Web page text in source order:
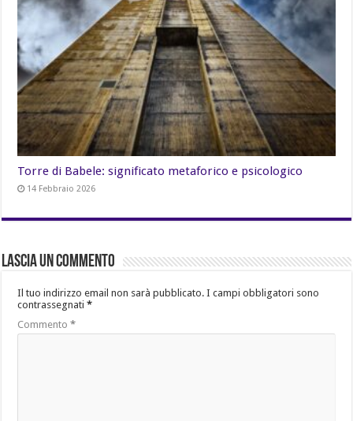
Torre di Babele: significato metaforico e psicologico
14 Febbraio 2026
Lascia un commento
Il tuo indirizzo email non sarà pubblicato. I campi obbligatori sono
contrassegnati*
Commento*